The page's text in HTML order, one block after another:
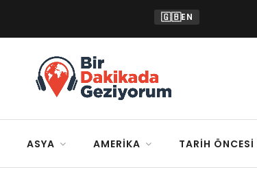
🇬🇧EN
ASYA AMERIKA TARIH ÖNCESI